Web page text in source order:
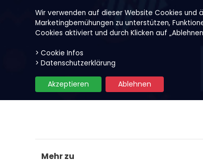
Wir verwenden auf dieser Website Cookies und
Marketingbemühungen zu unterstützen,
Cookies aktiviert und durch Klicken auf
> Cookie Infos
> Datenschutzerklärung
Ablehnen
Akzeptieren
Unsere Produkte
Mehr zu